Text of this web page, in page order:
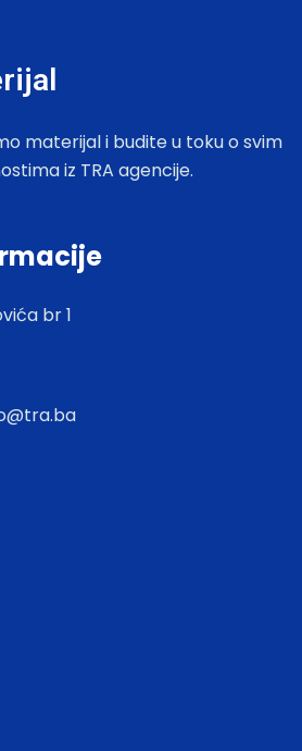
materijal i budite u toku o svim
iz TRA agencije.
br 1